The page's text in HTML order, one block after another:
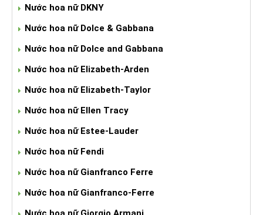
Nước hoa nữ DKNY
Nước hoa nữ Dolce & Gabbana
Nước hoa nữ Dolce and Gabbana
Nước hoa nữ Elizabeth-Arden
Nước hoa nữ Elizabeth-Taylor
Nước hoa nữ Ellen Tracy
Nước hoa nữ Estee-Lauder
Nước hoa nữ Fendi
Nước hoa nữ Gianfranco Ferre
Nước hoa nữ Gianfranco-Ferre